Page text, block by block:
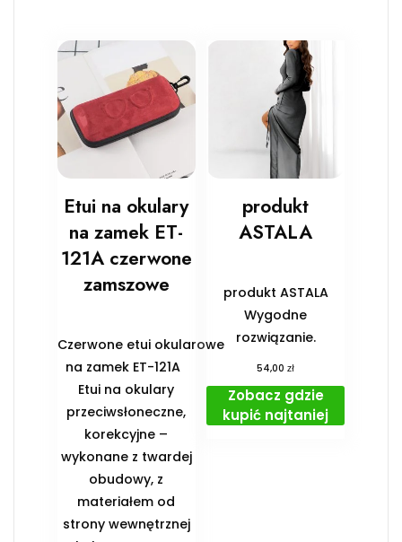
Etui na okulary
na zamek ET-
121A czerwone
zamszowe
Czerwone etui okularowe
na zamek ET-121A
Etui na okulary
przeciwsłoneczne,
korekcyjne –
wykonane z twardej
obudowy, z
materiałem od
strony wewnętrznej
produkt
ASTALA
produkt ASTALA
Wygodne
rozwiązanie.
54,00zł
Zobacz gdzie
kupić najtaniej